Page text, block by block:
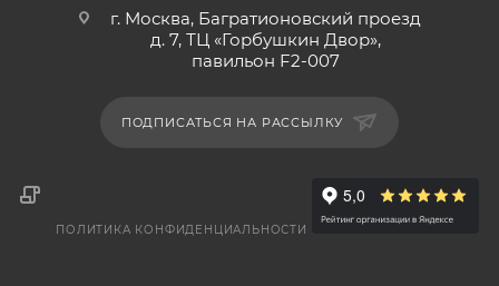
г. Москва, Багратионовский проезд
д. 7, ТЦ «Горбушкин Двор»,
павильон F2-007
ПОДПИСАТЬСЯ НА РАССЫЛКУ
ПОЛИТИКА КОНФИДЕНЦИАЛЬНОСТИ